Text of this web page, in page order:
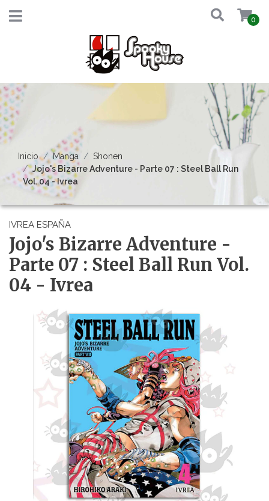
0
Inicio Manga
Shonen
Jojo's Bizarre Adventure - Parte 07 : Steel Ball Run
Vol. 04 - Ivrea
IVREA ESPAÑA
Jojo's Bizarre Adventure -
Parte 07 : Steel Ball Run Vol.
04 - Ivrea